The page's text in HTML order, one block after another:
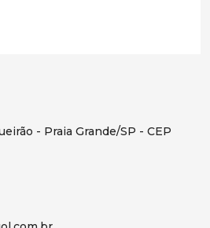
- Praia Grande/SP - CEP